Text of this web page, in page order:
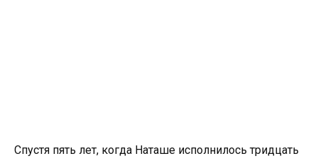
Спустя пять лет, когда Наташе исполнилось тридцать